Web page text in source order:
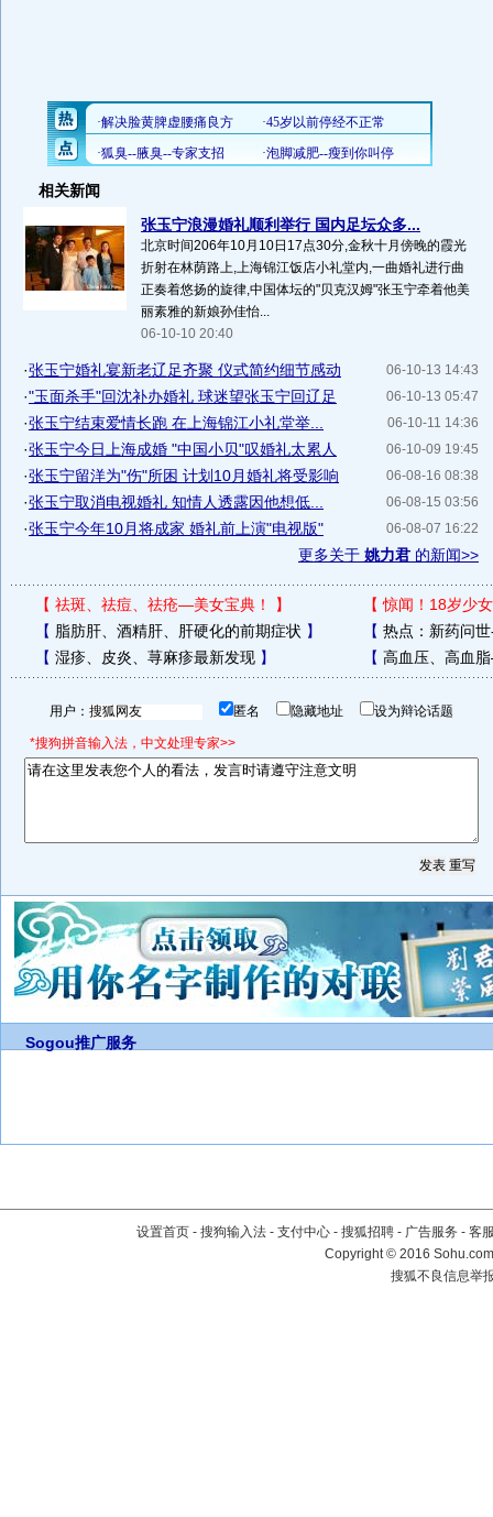
相关新闻
张玉宁浪漫婚礼顺利举行 国内足坛众多...
北京时间206年10月10日17点30分,金秋十月傍晚的霞光
折射在林荫路上,上海锦江饭店小礼堂内,一曲婚礼进行曲
正奏着悠扬的旋律,中国体坛的"贝克汉姆"张玉宁牵着他美
丽素雅的新娘孙佳怡...
06-10-10 20:40
06-10-13 14:43
·张玉宁婚礼宴新老辽足齐聚 仪式简约细节感动
06-10-13 05:47
·"玉面杀手"回沈补办婚礼 球迷望张玉宁回辽足
06-10-11 14:36
·张玉宁结束爱情长跑 在上海锦江小礼堂举...
06-10-09 19:45
·张玉宁今日上海成婚 "中国小贝"叹婚礼太累人
06-08-16 08:38
·张玉宁留洋为"伤"所困 计划10月婚礼将受影响
06-08-15 03:56
·张玉宁取消电视婚礼 知情人透露因他想低...
06-08-07 16:22
·张玉宁今年10月将成家 婚礼前上演"电视版"
更多关于 姚力君 的新闻>>
【 祛斑、祛痘、祛疮—美女宝典！ 】 【惊闻！18岁少
【 脂肪肝、酒精肝、肝硬化的前期症状 】 【 热点：新药问
【 湿疹、皮炎、荨麻疹最新发现】 【 高血压、高血
用户： 匿名 隐藏地址 设为辩论话题
*搜狗拼音输入法，中文处理专家>>
Sogou推广服务
设置首页 - 搜狗输入法 - 支付中心 - 搜狐招聘 - 广告服务 - 客
Copyright©2016
搜狐不良信息举